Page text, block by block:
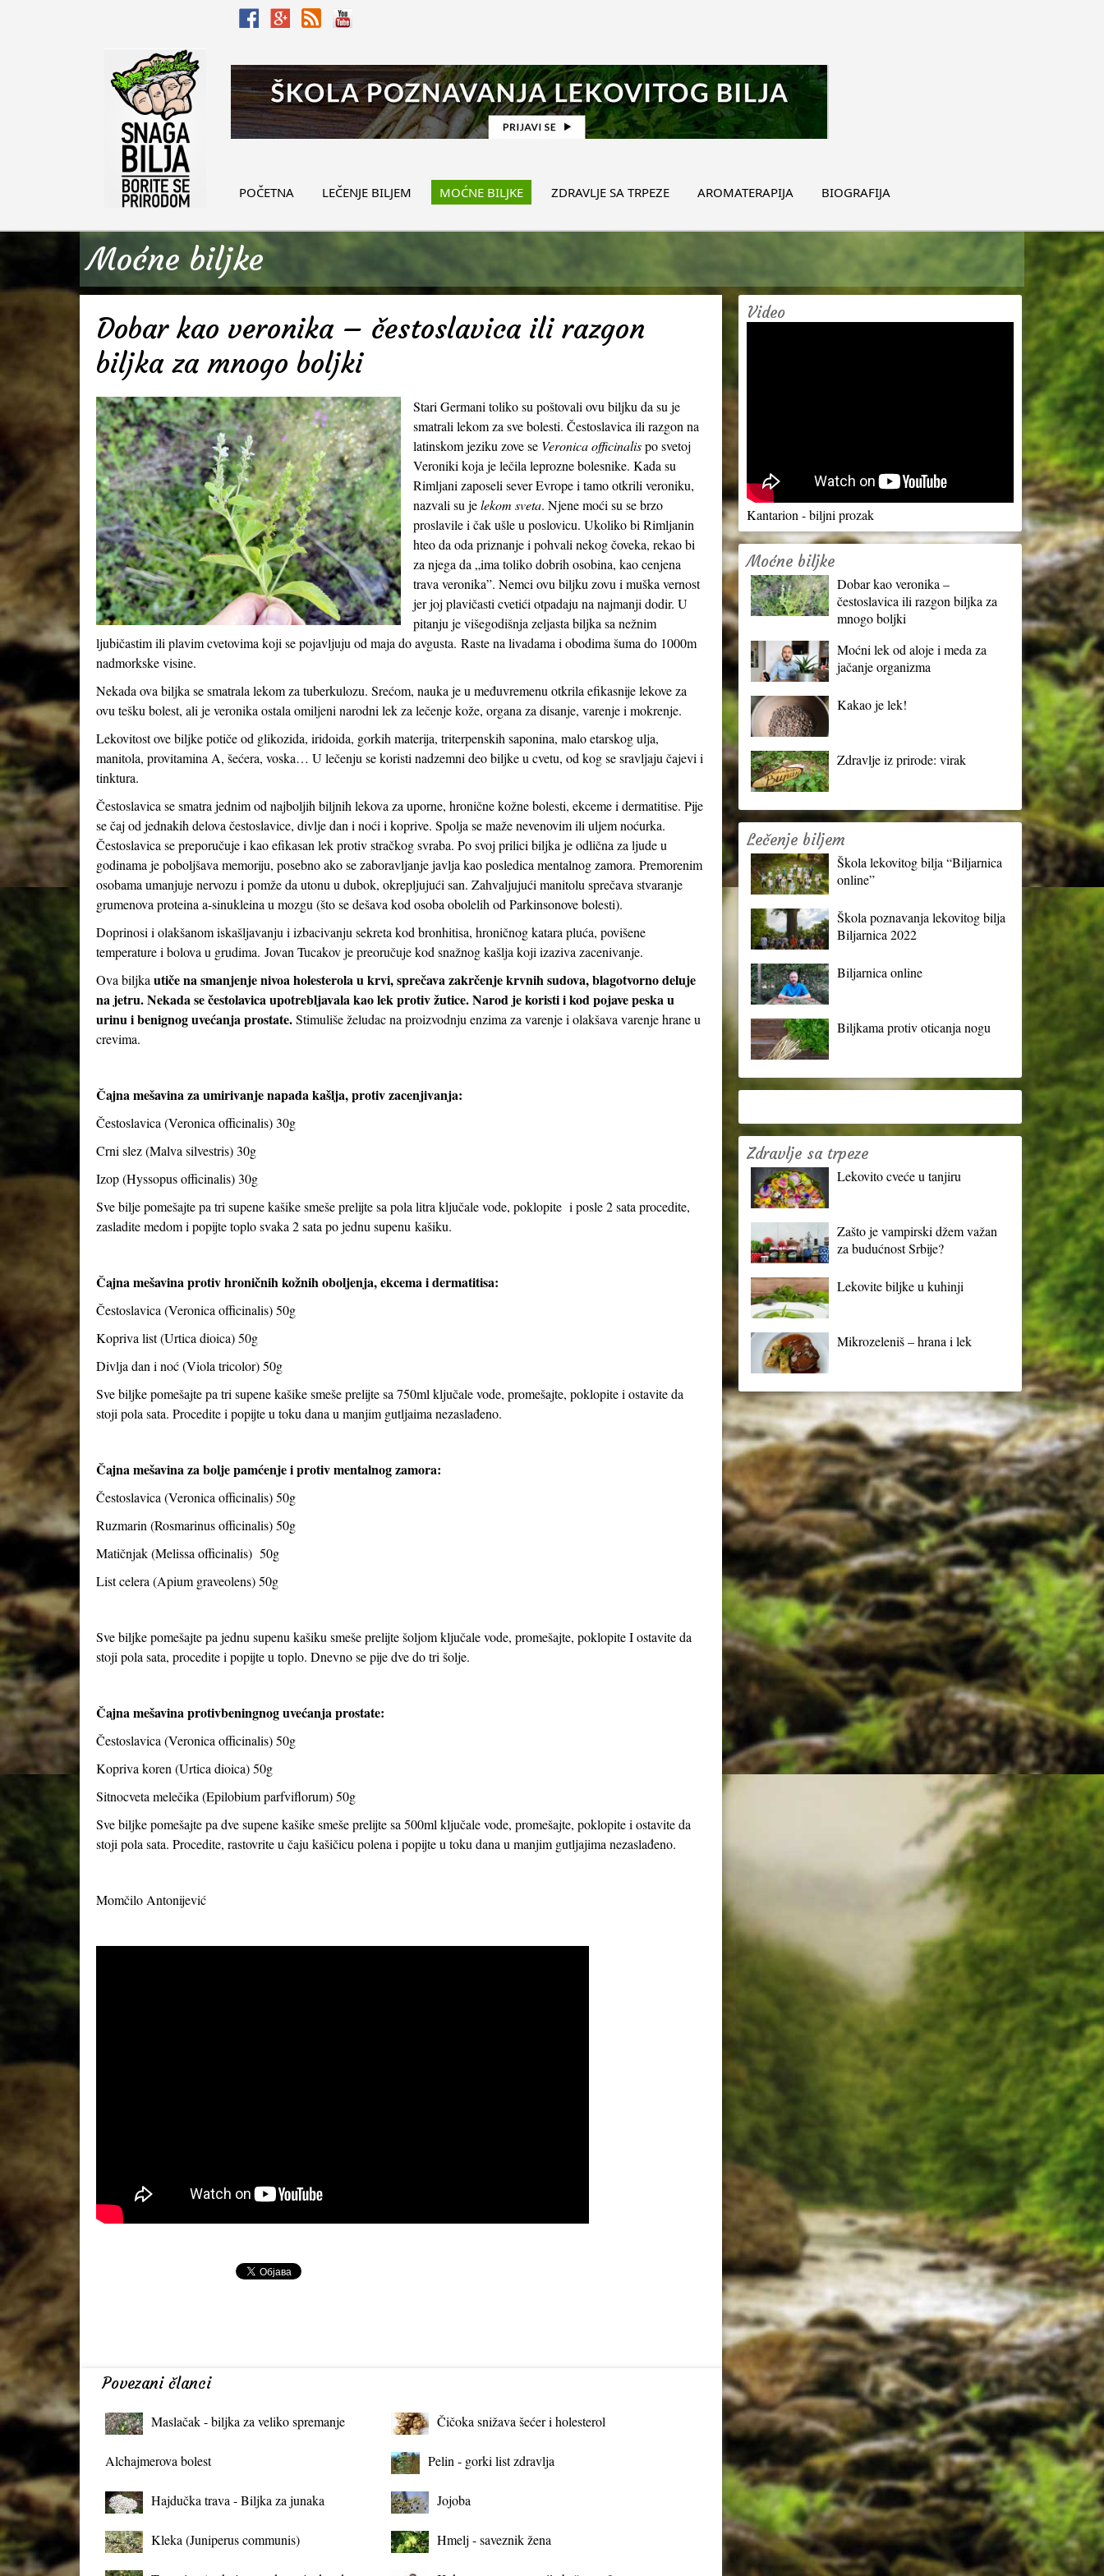
POČETNA LEČENJE BILJEM MOĆNE BILJKE ZDRAVLJE SA TRPEZE AROMATERAPIJA BIOGRAFIJA
Moćne biljke
Dobar kao veronika – čestoslavica ili razgon
biljka za mnogo boljki
Stari Germani toliko su poštovali ovu biljku da su je
smatrali lekom za sve bolesti. Čestoslavica ili razgon na
latinskom jeziku zove se Veronica officinalispo svetoj
Veroniki koja je lečila leprozne bolesnike. Kada su
Rimljani zaposeli sever Evrope i tamo otkrili veroniku,
nazvali su jelekom sveta. Njene moći su se brzo
proslavile i čak ušle u poslovicu. Ukoliko bi Rimljanin
hteo da oda priznanje i pohvali nekog čoveka, rekao bi
za njega da „ima toliko dobrih osobina, kao cenjena
trava veronika”. Nemci ovu biljku zovu i muška vernost
jer joj plavičasti cvetići otpadaju na najmanji dodir. U
pitanju je višegodišnja zeljasta biljka sa nežnim
ljubičastim ili plavim cvetovima koji se pojavljuju od maja do avgusta. Raste na livadama i obodima šuma do 1000m
nadmorkske visine.
Nekada ova biljka se smatrala lekom za tuberkulozu. Srećom, nauka je u međuvremenu otkrila efikasnije lekove za
ovu tešku bolest, ali je veronika ostala omiljeni narodni lek za lečenje kože, organa za disanje, varenje i mokrenje.
Lekovitost ove biljke potiče od glikozida, iridoida, gorkih materija, triterpenskih saponina, malo etarskog ulja,
manitola, provitamina A, šećera, voska… U lečenju se koristi nadzemni deo biljke u cvetu, od kog se sravljaju čajevi i
tinktura.
Čestoslavica se smatra jednim od najboljih biljnih lekova za uporne, hronične kožne bolesti, ekceme i dermatitise. Pije
se čaj od jednakih delova čestoslavice, divlje dan i noći i koprive. Spolja se maže nevenovim ili uljem noćurka.
Čestoslavica se preporučuje i kao efikasan lek protiv stračkog svraba. Po svoj prilici biljka je odlična za ljude u
godinama je poboljšava memoriju, posebno ako se zaboravljanje javlja kao posledica mentalnog zamora. Premorenim
osobama umanjuje nervozu i pomže da utonu u dubok, okrepljujući san. Zahvaljujući manitolu sprečava stvaranje
grumenova proteina a-sinukleina u mozgu (što se dešava kod osoba obolelih od Parkinsonove bolesti).
Doprinosi i olakšanom iskašljavanju i izbacivanju sekreta kod bronhitisa, hroničnog katara pluća, povišene
temperature i bolova u grudima. Jovan Tucakov je preoručuje kod snažnog kašlja koji izaziva zacenivanje.
Ova biljka utiče na smanjenje nivoa holesterola u krvi, sprečava zakrčenje krvnih sudova, blagotvorno deluje
na jetru. Nekada se čestolavica upotrebljavala kao lek protiv žutice. Narod je koristi i kod pojave peska u
urinu i benignog uvećanja prostate.Stimuliše želudac na proizvodnju enzima za varenje i olakšava varenje hrane u
crevima.
Čajna mešavina za umirivanje napada kašlja, protiv zacenjivanja:
Čestoslavica (Veronica officinalis) 30g
Crni slez (Malva silvestris) 30g
Izop (Hyssopus officinalis) 30g
Sve bilje pomešajte pa tri supene kašike smeše prelijte sa pola litra ključale vode, poklopite i posle 2 sata procedite,
zasladite medom i popijte toplo svaka 2 sata po jednu supenu kašiku.
Čajna mešavina protiv hroničnih kožnih oboljenja, ekcema i dermatitisa:
Čestoslavica (Veronica officinalis) 50g
Kopriva list (Urtica dioica) 50g
Divlja dan i noć (Viola tricolor) 50g
Sve biljke pomešajte pa tri supene kašike smeše prelijte sa 750ml ključale vode, promešajte, poklopite i ostavite da
stoji pola sata. Procedite i popijte u toku dana u manjim gutljaima nezaslađeno.
Čajna mešavina za bolje pamćenje i protiv mentalnog zamora:
Čestoslavica (Veronica officinalis) 50g
Ruzmarin (Rosmarinus officinalis) 50g
Matičnjak (Melissa officinalis) 50g
List celera (Apium graveolens) 50g
Sve biljke pomešajte pa jednu supenu kašiku smeše prelijte šoljom ključale vode, promešajte, poklopite I ostavite da
stoji pola sata, procedite i popijte u toplo. Dnevno se pije dve do tri šolje.
Čajna mešavina protivbeningnog uvećanja prostate:
Čestoslavica (Veronica officinalis) 50g
Kopriva koren (Urtica dioica) 50g
Sitnocveta melečika (Epilobium parfviflorum) 50g
Sve biljke pomešajte pa dve supene kašike smeše prelijte sa 500ml ključale vode, promešajte, poklopite i ostavite da
stoji pola sata. Procedite, rastovrite u čaju kašičicu polena i popijte u toku dana u manjim gutljajima nezaslađeno.
Momčilo Antonijević
Povezani članci
Maslačak - biljka za veliko spremanje
Čičoka snižava šećer i holesterol
Alchajmerova bolest Pelin - gorki list zdravlja
Hajdučka trava - Biljka za junaka Jojoba
Kleka (Juniperus communis) Hmelj - saveznik žena
Video
Kantarion - biljni prozak
Moćne biljke
Dobar kao veronika –
čestoslavica ili razgon biljka za
mnogo boljki
Moćni lek od aloje i meda za
jačanje organizma
Kakao je lek!
Zdravlje iz prirode: virak
Lečenje biljem
Škola lekovitog bilja “Biljarnica
online”
Škola poznavanja lekovitog bilja
Biljarnica 2022
Biljarnica online
Biljkama protiv oticanja nogu
Zdravlje sa trpeze
Lekovito cveće u tanjiru
Zašto je vampirski džem važan
za budućnost Srbije?
Lekovite biljke u kuhinji
Mikrozeleniš – hrana i lek